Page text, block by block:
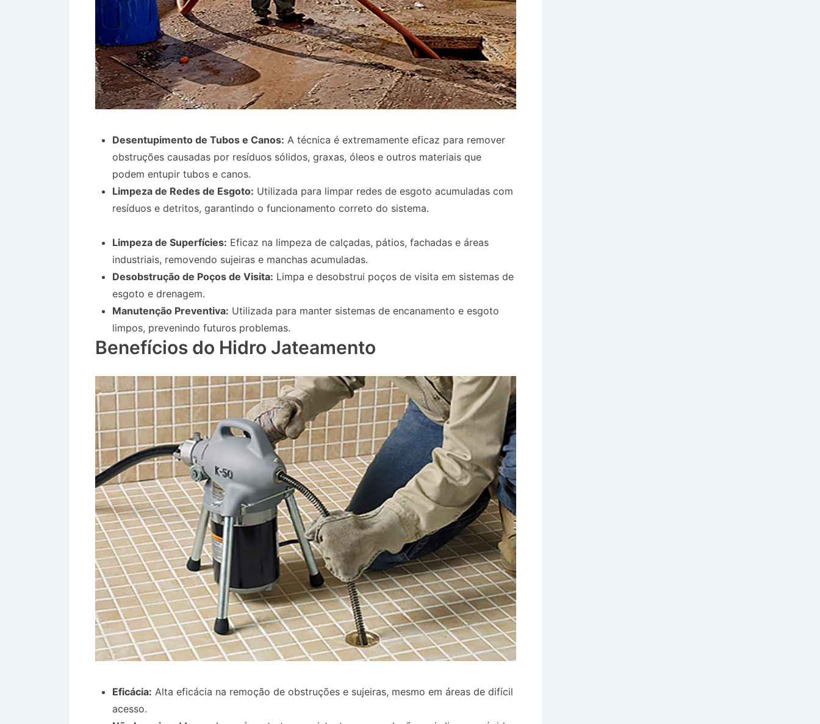
Desentupimento de Tubos e Canos: A técnica é extremamente eficaz para remover
obstruções causadas por resíduos sólidos, graxas, óleos e outros materiais que
podem entupir tubos e canos.
Limpeza de Redes de Esgoto: Utilizada para limpar redes de esgoto acumuladas com
resíduos e detritos, garantindo o funcionamento correto do sistema.
Limpeza de Superfícies: Eficaz na limpeza de calçadas, pátios, fachadas e áreas
industriais, removendo sujeiras e manchas acumuladas.
Desobstrução de Poços de Visita: Limpa e desobstrui poços de visita em sistemas de
esgoto e drenagem.
Manutenção Preventiva: Utilizada para manter sistemas de encanamento e esgoto
limpos, prevenindo futuros problemas.
Benefícios do Hidro Jateamento
Eficácia: Alta eficácia na remoção de obstruções e sujeiras, mesmo em áreas de difícil
acesso.